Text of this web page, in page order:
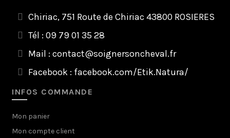
Chiriac, 751 Route de Chiriac 43800 ROSIERES
Tél : 09 79 01 35 28
Mail : contact@soignersoncheval.fr
Facebook : facebook.com/Etik.Natura/
INFOS COMMANDE
Mon panier
Mon compte client